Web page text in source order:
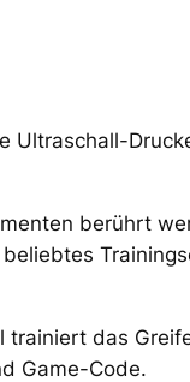
Ultraschall-
berührt
trainiert das
Game-Code.